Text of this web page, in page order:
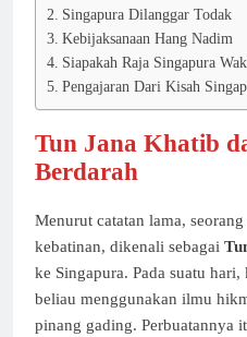
Singapura Dilanggar Todak
Kebijaksanaan Hang Nadim
Siapakah Raja Singapura
Pengajaran Dari Kisah
Tun Jana Khatib
Berdarah
Menurut catatan lama,
kebatinan, dikenali sebagai
ke Singapura. Pada suatu
beliau menggunakan ilmu
pinang gading. Perbuatannya